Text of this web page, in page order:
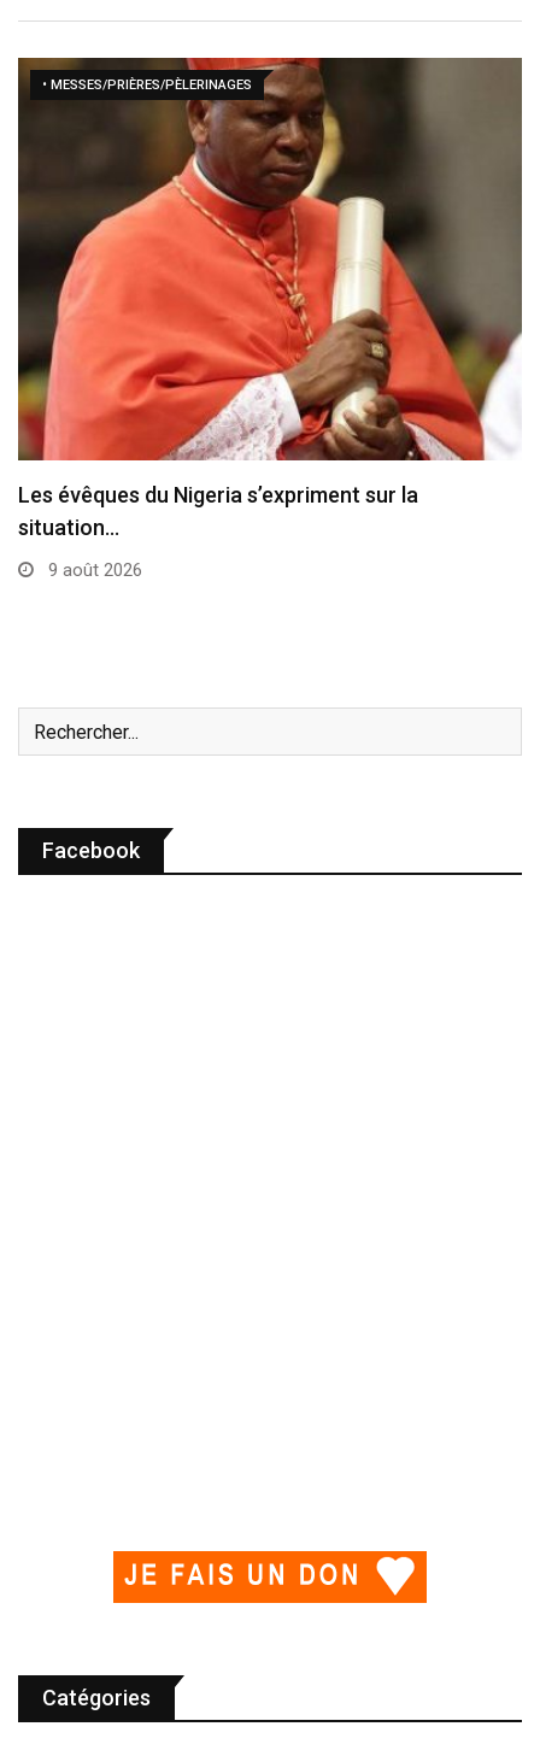
• MESSES/PRIÈRES/PÈLERINAGES
L’État de la Cité du Vatican a été…
8 août 2026
Facebook
Catégories